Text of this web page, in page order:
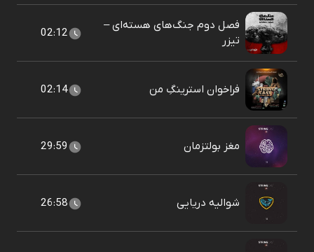
فصل دوم جنگ‌های هسته‌ای –
تیزر
02:12
فراخوان استرینگِ‌ من 02:14
مغز بولتزمان 29:59
شوالیه دریایی 26:58